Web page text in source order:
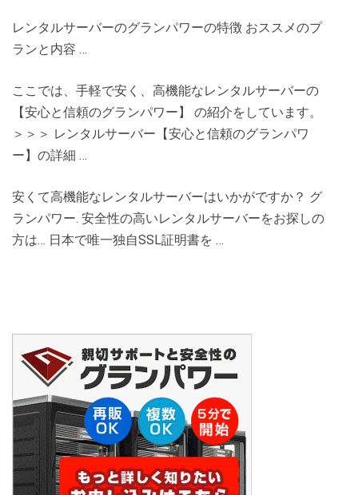
レンタルサーバーのグランパワーの特徴 おススメのプ
ランと内容 …
ここでは、手軽で安く、高機能なレンタルサーバーの
【安心と信頼のグランパワー】 の紹介をしています。
＞＞＞ レンタルサーバー【安心と信頼のグランパワ
ー】の詳細 …
安くて高機能なレンタルサーバーはいかがですか？ グ
ランパワー. 安全性の高いレンタルサーバーをお探しの
方は… 日本で唯一独自SSL証明書を …